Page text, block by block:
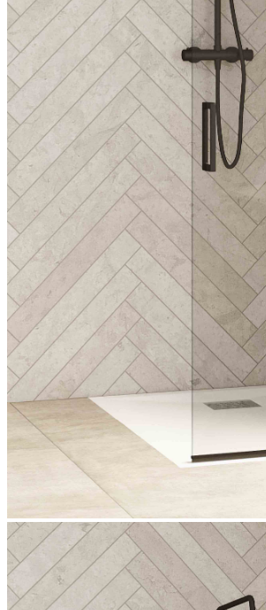
Paroi pivotante Solo P, gris noir (mat), verre
Solo P peu de barrières éligible aux aides